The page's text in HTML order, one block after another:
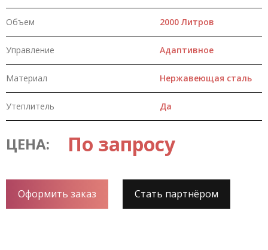
Объем 2000 Литров
Управление Адаптивное
Материал Нержавеющая сталь
Утеплитель Да
ЦЕНА: По запросу
Оформить заказ Стать партнёром